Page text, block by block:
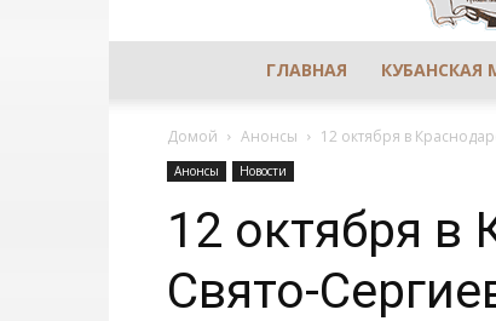
ГЛАВНАЯ КУБАНСКАЯ
Домой Анонсы 12 октября в
Анонсы Новости
12 октября в
Свято-